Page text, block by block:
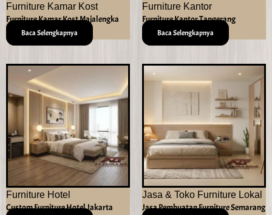
Furniture Kamar Kost
Furniture Kamar Kost Majalengka
Baca Selengkapnya
Furniture Kantor
Furniture Kantor Tangerang
Baca Selengkapnya
Furniture Hotel
Custom Furniture Hotel Jakarta
Jasa & Toko Furniture Lokal
Jasa Pembuatan Furniture Semarang